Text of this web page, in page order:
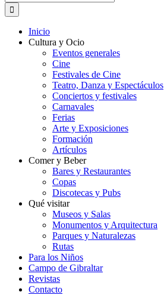
Inicio
Cultura y Ocio
Eventos generales
Cine
Festivales de Cine
Teatro, Danza y Espectáculos
Conciertos y festivales
Carnavales
Ferias
Arte y Exposiciones
Formación
Artículos
Comer y Beber
Bares y Restaurantes
Copas
Discotecas y Pubs
Qué visitar
Museos y Salas
Monumentos y Arquitectura
Parques y Naturalezas
Rutas
Para los Niños
Campo de Gibraltar
Revistas
Contacto